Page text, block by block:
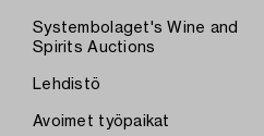
Systembolaget's Wine and
Spirits Auctions
Lehdistö
Avoimet työpaikat